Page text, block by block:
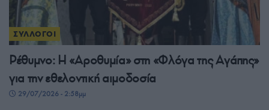
ΣΥΛΛΟΓΟΙ
Ρέθυμνο: Η «Αροθυμία» στη «Φλόγα της Αγάπης»
για την εθελοντική αιμοδοσία
29/07/2026 - 2:58μμ